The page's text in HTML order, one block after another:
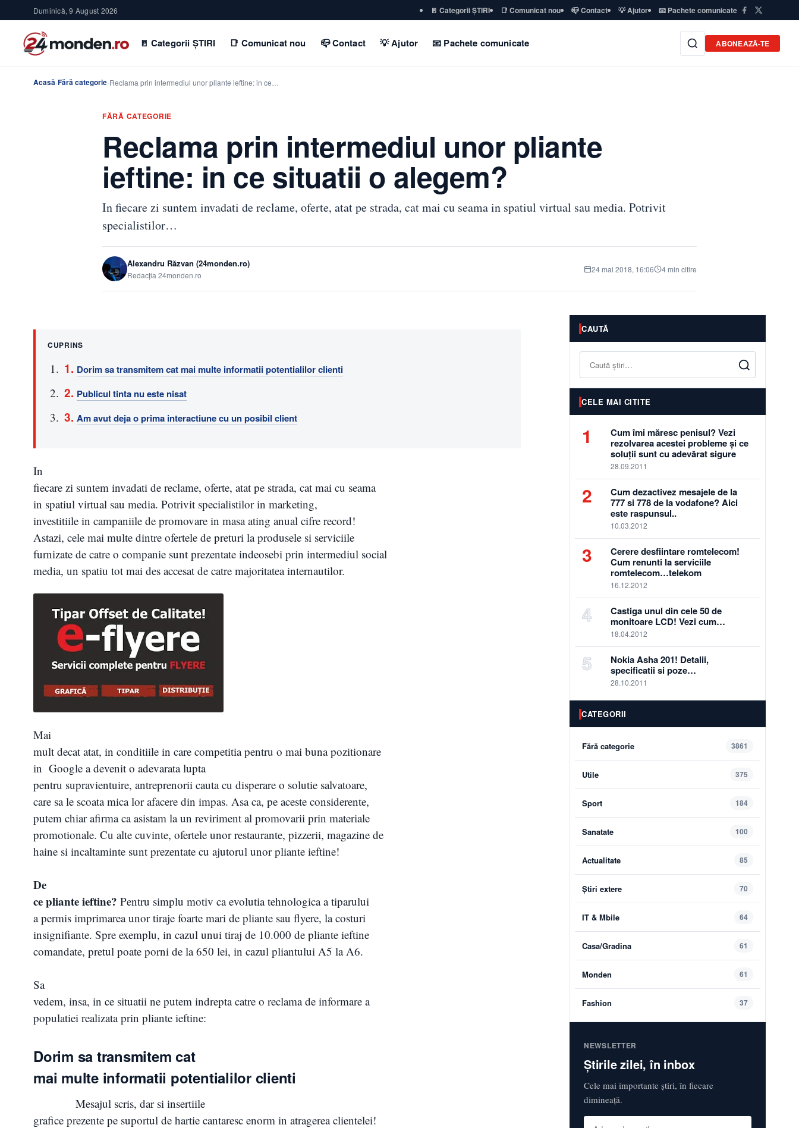
Duminică, 9 August 2026 🚪 Categorii ȘTIRI 📑 Comunicat nou 📪 Contact 💡 Ajutor 📧 Pachete comunicate
🚪 Categorii ȘTIRI 📑 Comunicat nou 📪 Contact 💡 Ajutor 📧 Pachete comunicate ABONEAZĂ-TE
Acasă›Fără categorie›Reclama prin intermediul unor pliante ieftine: in ce…
FĂRĂ CATEGORIE
Reclama prin intermediul unor pliante
ieftine: in ce situatii o alegem?
In fiecare zi suntem invadati de reclame, oferte, atat pe strada, cat mai cu seama in spatiul virtual sau media. Potrivit
specialistilor…
Alexandru Răzvan (24monden.ro)
Redacția 24monden.ro
24 mai 2018, 16:06 4 min citire
CUPRINS
Dorim sa transmitem cat mai multe informatii potentialilor clienti
Publicul tinta nu este nisat
Am avut deja o prima interactiune cu un posibil client
In
fiecare zi suntem invadati de reclame, oferte, atat pe strada, cat mai cu seama
in spatiul virtual sau media. Potrivit specialistilor in marketing,
investitiile in campaniile de promovare in masa ating anual cifre record!
Astazi, cele mai multe dintre ofertele de preturi la produsele si serviciile
furnizate de catre o companie sunt prezentate indeosebi prin intermediul social
media, un spatiu tot mai des accesat de catre majoritatea internautilor.
Mai
mult decat atat, in conditiile in care competitia pentru o mai buna pozitionare
in Google a devenit o adevarata lupta
pentru supravientuire, antreprenorii cauta cu disperare o solutie salvatoare,
care sa le scoata mica lor afacere din impas. Asa ca, pe aceste considerente,
putem chiar afirma ca asistam la un reviriment al promovarii prin materiale
promotionale. Cu alte cuvinte, ofertele unor restaurante, pizzerii, magazine de
haine si incaltaminte sunt prezentate cu ajutorul unor pliante ieftine!
De
ce pliante ieftine? Pentru simplu motiv ca evolutia tehnologica a tiparului
a permis imprimarea unor tiraje foarte mari de pliante sau flyere, la costuri
insignifiante. Spre exemplu, in cazul unui tiraj de 10.000 de pliante ieftine
comandate, pretul poate porni de la 650 lei, in cazul pliantului A5 la A6.
Sa
vedem, insa, in ce situatii ne putem indrepta catre o reclama de informare a
populatiei realizata prin pliante ieftine:
Dorim sa transmitem cat
mai multe informatii potentialilor clienti
Mesajul scris, dar si insertiile
grafice prezente pe suportul de hartie cantaresc enorm in atragerea clientelei!
CAUTĂ
Caută
CELE MAI CITITE
1
Cum îmi măresc penisul? Vezi
rezolvarea acestei probleme și ce
soluții sunt cu adevărat sigure
28.09.2011
2
Cum dezactivez mesajele de la
777 si 778 de la vodafone? Aici
este raspunsul..
10.03.2012
3
Cerere desfiintare romtelecom!
Cum renunti la serviciile
romtelecom…telekom
16.12.2012
4
Castiga unul din cele 50 de
monitoare LCD! Vezi cum…
18.04.2012
5
Nokia Asha 201! Detalii,
specificatii si poze…
28.10.2011
CATEGORII
Fără categorie 3861
Utile 375
Sport 184
Sanatate 100
Actualitate 85
Știri extere 70
IT & Mbile 64
Casa/Gradina 61
Monden 61
Fashion 37
NEWSLETTER
Știrile zilei, în inbox
Cele mai importante știri, în fiecare
dimineață.